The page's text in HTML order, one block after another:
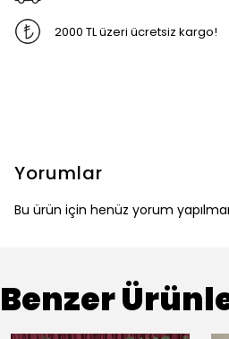
2000 TL üzeri ücretsiz kargo!
Yorumlar
Bu ürün için henüz yorum
Benzer